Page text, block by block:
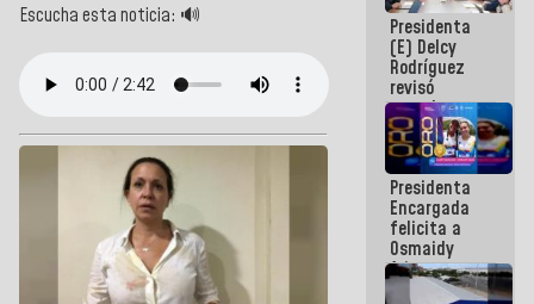
Escucha esta noticia: 🔊 Presidenta
(E) Delcy
Rodríguez
revisó
agenda
económica y
ejecución de
fondos de
emergencia
post-sismos
Presidenta
Encargada
felicita a
Osmaidy
Arias y
Giraly